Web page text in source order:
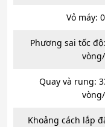
Vỏ máy:
Phương sai tốc
Quay và rung:
Khoảng cách lắp